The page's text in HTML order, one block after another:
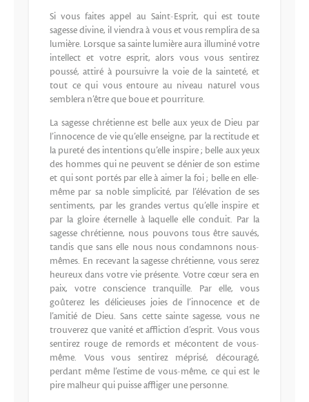
Si vous faites appel au Saint-Esprit, qui est toute
sagesse divine, il viendra à vous et vous remplira de sa
lumière. Lorsque sa sainte lumière aura illuminé votre
intellect et votre esprit, alors vous vous sentirez
poussé, attiré à poursuivre la voie de la sainteté, et
tout ce qui vous entoure au niveau naturel vous
semblera n’être que boue et pourriture.
La sagesse chrétienne est belle aux yeux de Dieu par
l’innocence de vie qu’elle enseigne, par la rectitude et
la pureté des intentions qu’elle inspire ; belle aux yeux
des hommes qui ne peuvent se dénier de son estime
et qui sont portés par elle à aimer la foi ; belle en elle-
même par sa noble simplicité, par l’élévation de ses
sentiments, par les grandes vertus qu’elle inspire et
par la gloire éternelle à laquelle elle conduit. Par la
sagesse chrétienne, nous pouvons tous être sauvés,
tandis que sans elle nous nous condamnons nous-
mêmes. En recevant la sagesse chrétienne, vous serez
heureux dans votre vie présente. Votre cœur sera en
paix, votre conscience tranquille. Par elle, vous
goûterez les délicieuses joies de l’innocence et de
l’amitié de Dieu. Sans cette sainte sagesse, vous ne
trouverez que vanité et affliction d’esprit. Vous vous
sentirez rouge de remords et mécontent de vous-
même. Vous vous sentirez méprisé, découragé,
perdant même l’estime de vous-même, ce qui est le
pire malheur qui puisse affliger une personne.